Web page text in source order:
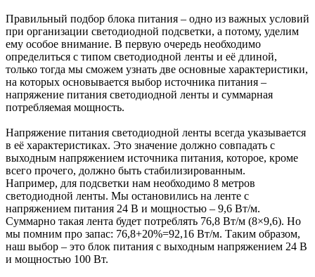
Правильный подбор блока питания – одно из важных условий
при организации светодиодной подсветки, а потому, уделим
ему особое внимание. В первую очередь необходимо
определиться с типом светодиодной ленты и её длиной,
только тогда мы сможем узнать две основные характеристики,
на которых основывается выбор источника питания –
напряжение питания светодиодной ленты и суммарная
потребляемая мощность.
Напряжение питания светодиодной ленты всегда указывается
в её характеристиках. Это значение должно совпадать с
выходным напряжением источника питания, которое, кроме
всего прочего, должно быть стабилизированным.
Например, для подсветки нам необходимо 8 метров
светодиодной ленты. Мы остановились на ленте с
напряжением питания 24 В и мощностью – 9,6 Вт/м.
Суммарно такая лента будет потреблять 76,8 Вт/м (8×9,6). Но
мы помним про запас: 76,8+20%=92,16 Вт/м. Таким образом,
наш выбор – это блок питания с выходным напряжением 24 В
и мощностью 100 Вт.